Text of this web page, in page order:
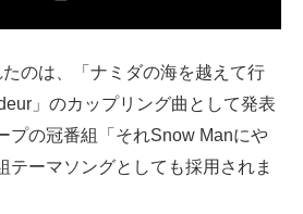
のは、「ナミダの海を越えて行
」のカップリング曲として発表
プの冠番組「それSnow Manにや
テーマソングとしても採用されま